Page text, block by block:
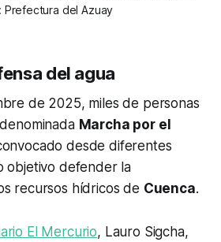
Prefectura del Azuay
del agua
de 2025, miles de personas
Marcha por el
desde diferentes
objetivo defender la
recursos hídricos de Cuenca.
El Mercurio, Lauro Sigcha,